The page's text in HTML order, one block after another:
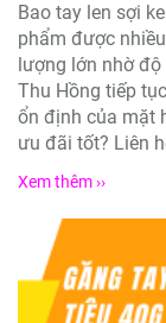
Bao tay len sợi
phẩm được
lượng lớn nhờ độ
Thu Hồng tiếp
ổn định của mặt
ưu đãi tốt? Liên
Xem thêm ››